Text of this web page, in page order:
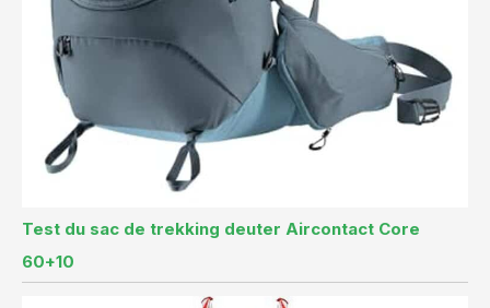
Test du sac de trekking deuter Aircontact Core
60+10